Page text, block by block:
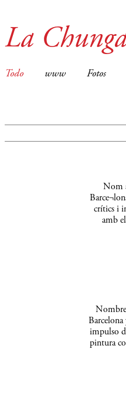
La
Todo www Fotos
Nom
crítics i
amb
Nombre
impulso
pintura